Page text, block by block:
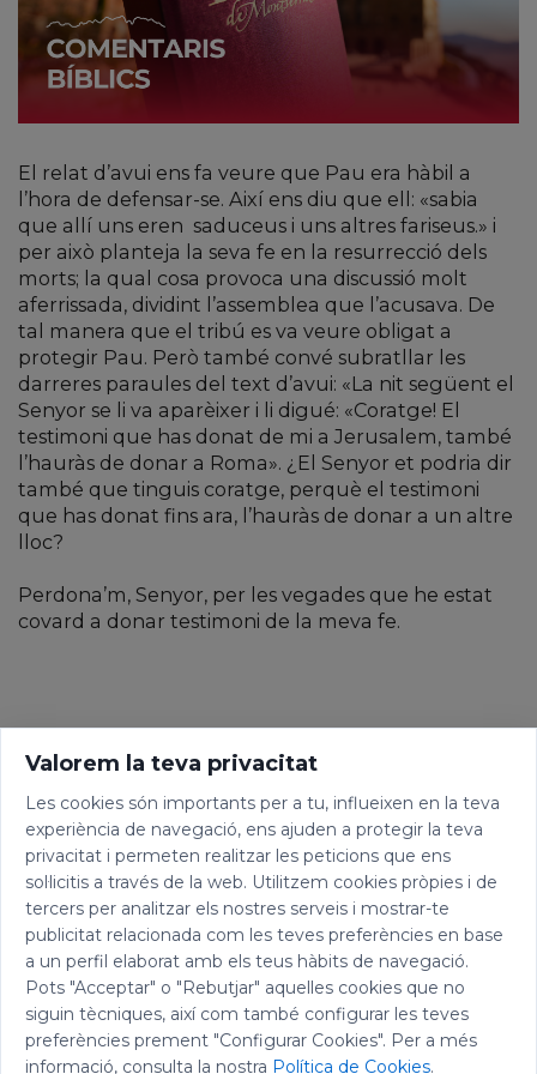
El relat d’avui ens fa veure que Pau era hàbil a
l’hora de defensar-se. Així ens diu que ell: «sabia
que allí uns eren saduceus i uns altres fariseus.» i
per això planteja la seva fe en la resurrecció dels
morts; la qual cosa provoca una discussió molt
aferrissada, dividint l’assemblea que l’acusava. De
tal manera que el tribú es va veure obligat a
protegir Pau. Però també convé subratllar les
darreres paraules del text d’avui: «La nit següent el
Senyor se li va aparèixer i li digué: «Coratge! El
testimoni que has donat de mi a Jerusalem, també
l’hauràs de donar a Roma». ¿El Senyor et podria dir
també que tinguis coratge, perquè el testimoni
que has donat fins ara, l’hauràs de donar a un altre
lloc?
Perdona’m, Senyor, per les vegades que he estat
covard a donar testimoni de la meva fe.
Valorem la teva privacitat
Les cookies són importants per a tu, influeixen en la teva
experiència de navegació, ens ajuden a protegir la teva
privacitat i permeten realitzar les peticions que ens
sol·licitis a través de la web. Utilitzem cookies pròpies i de
tercers per analitzar els nostres serveis i mostrar-te
publicitat relacionada com les teves preferències en base
a un perfil elaborat amb els teus hàbits de navegació.
Pots "Acceptar" o "Rebutjar" aquelles cookies que no
siguin tècniques, així com també configurar les teves
preferències prement "Configurar Cookies". Per a més
informació, consulta la nostra Política de Cookies.